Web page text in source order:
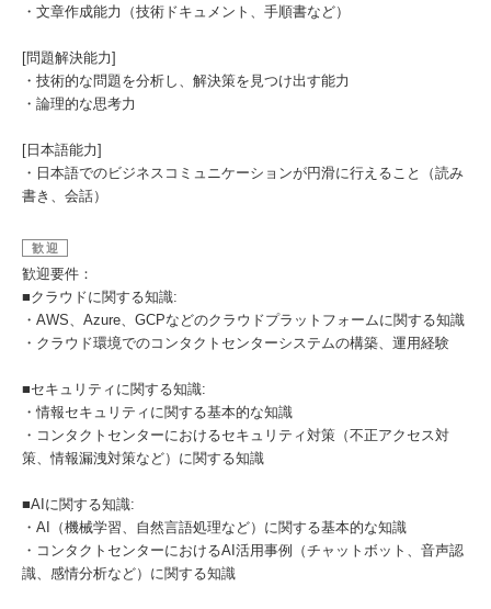
・文章作成能力（技術ドキュメント、手順書など）
[問題解決能力]
・技術的な問題を分析し、解決策を見つけ出す能力
・論理的な思考力
[日本語能力]
・日本語でのビジネスコミュニケーションが円滑に行えること（読み
書き、会話）
歓迎
歓迎要件：
■クラウドに関する知識:
・AWS、Azure、GCPなどのクラウドプラットフォームに関する知識
・クラウド環境でのコンタクトセンターシステムの構築、運用経験
■セキュリティに関する知識:
・情報セキュリティに関する基本的な知識
・コンタクトセンターにおけるセキュリティ対策（不正アクセス対
策、情報漏洩対策など）に関する知識
■AIに関する知識:
・AI（機械学習、自然言語処理など）に関する基本的な知識
・コンタクトセンターにおけるAI活用事例（チャットボット、音声認
識、感情分析など）に関する知識